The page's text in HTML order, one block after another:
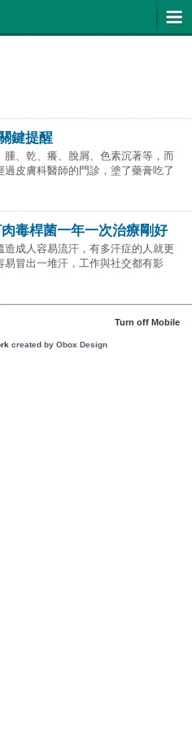
鍵提醒
腫、乾、癢、脫屑、色素沉著等，而
過皮膚科醫師的門診，塗了藥膏吃了
毒桿菌一年一次治療剛好
造成人容易流汗，有多汗症的人就更
易冒出一堆汗，工作與社交都有影
Turn off Mobile
created by Obox Design